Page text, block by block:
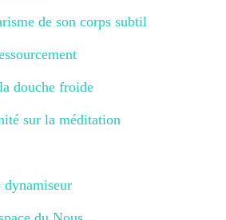
de son corps subtil
douche froide
sur la méditation